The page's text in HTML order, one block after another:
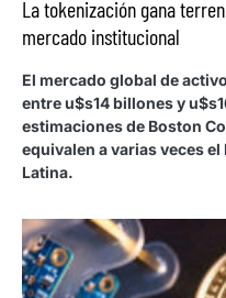
La tokenización gana
mercado institucional
El mercado global de
entre u$s14 billones y
estimaciones de Boston
equivalen a varias veces
Latina.